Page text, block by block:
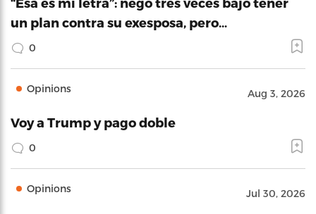
un plan contra su exesposa, pero…
0
Opinions Aug 3, 2026
Voy a Trump y pago doble
0
Opinions Jul 30, 2026